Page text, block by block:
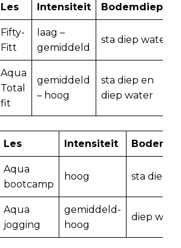
Les Intensiteit Bodemdiepte
Fifty-
Fitt
laag –
gemiddeld
sta diep water
Aqua
Total
fit
gemiddeld
– hoog
sta diep en
diep water
Les Intensiteit
Aqua
bootcamp
hoog sta diep
Aqua
jogging
gemiddeld-
hoog
diep